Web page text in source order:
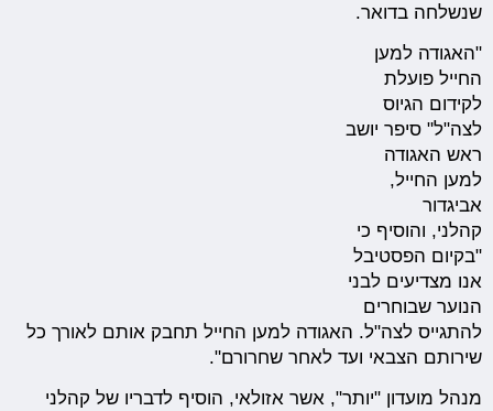
שנשלחה בדואר.
"האגודה למען
החייל פועלת
לקידום הגיוס
לצה"ל" סיפר יושב
ראש האגודה
למען החייל,
אביגדור
קהלני, והוסיף כי
"בקיום הפסטיבל
אנו מצדיעים לבני
הנוער שבוחרים
להתגייס לצה"ל. האגודה למען החייל תחבק אותם לאורך כל
שירותם הצבאי ועד לאחר שחרורם".
מנהל מועדון "יותר", אשר אזולאי, הוסיף לדבריו של קהלני